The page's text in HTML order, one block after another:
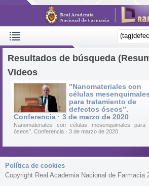
Resultados de búsqueda
Videos
"Nanomateriales con
células mesenquimales
para tratamiento de
defectos óseos”.
Conferencia · 3 de marzo de 2020
Nanomateriales con células mesenquimales
óseos”. Conferencia · 3 de marzo de 2020
Política de cookies
Copyright Real Academia Nacional de Farmacia